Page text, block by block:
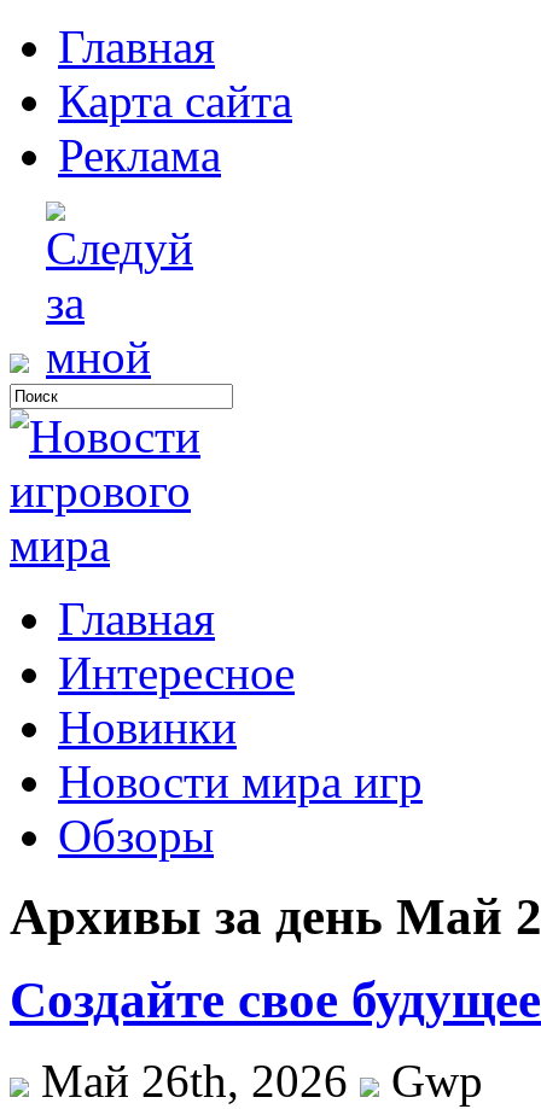
Главная
Карта сайта
Реклама
Главная
Интересное
Новинки
Новости мира игр
Обзоры
Архивы за день Май
Создайте свое
Май 26th, 2026
Gwp